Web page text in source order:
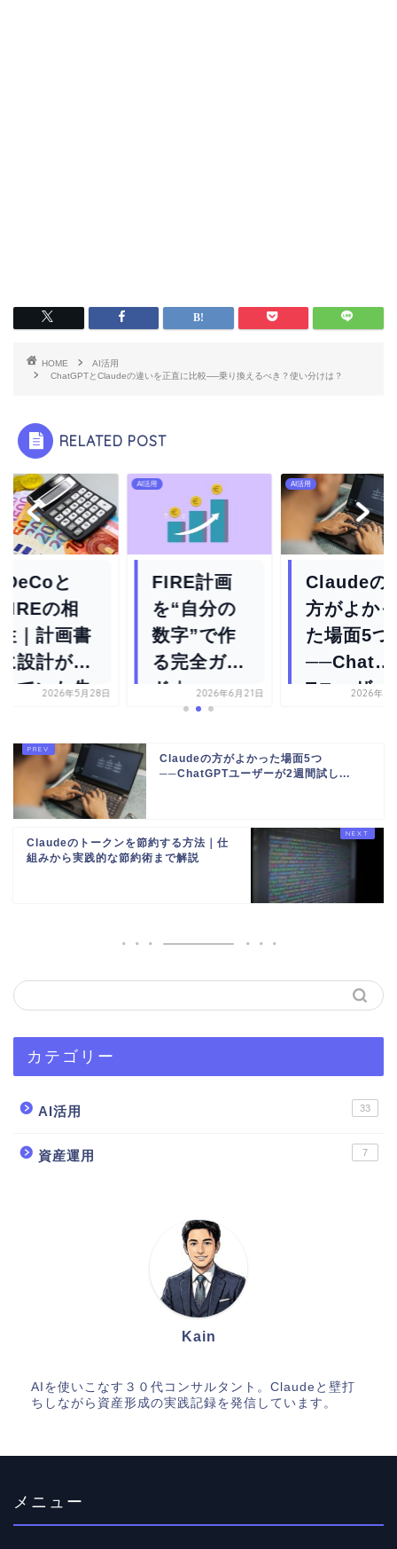
HOME
AI活用
ChatGPTとClaudeの違いを正直に比較──乗り換えるべき？使い分けは？
RELATED POST
と
の相
｜計画書
設計が抜
ていた失
2026年5月28日
AI活用
FIRE計画
を“自分の
数字”で作
る完全ガイ
ド｜
Claudeで
2026年6月21日
AI活用
Claudeの
方がよか
た場面5つ
Tユーザー
2026年5
Claudeの方がよかった場面5つ
──ChatGPTユーザーが2週間試し...
Claudeのトークンを節約する方法｜仕
組みから実践的な節約術まで解説
カテゴリー
AI活用 33
資産運用 7
Kain
AIを使いこなす３０代コンサルタント。Claudeと壁打
ちしながら資産形成の実践記録を発信しています。
メニュー